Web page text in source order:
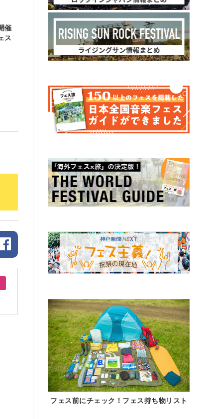
催
ス
フェス前にチェック！フェス持ち物リスト